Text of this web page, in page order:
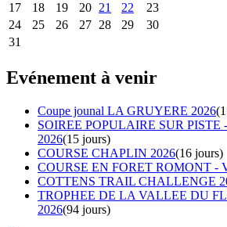
17
18 19 20 21 22
23
24
25 26 27 28 29
30
31
Evénement à venir
Coupe jounal LA GRUYERE 2026
SOIREE POPULAIRE SUR PISTE
2026(15 jours)
COURSE CHAPLIN 2026(16 jours)
COURSE EN FORET ROMONT -
COTTENS TRAIL CHALLENGE
TROPHEE DE LA VALLEE DU
2026(94 jours)